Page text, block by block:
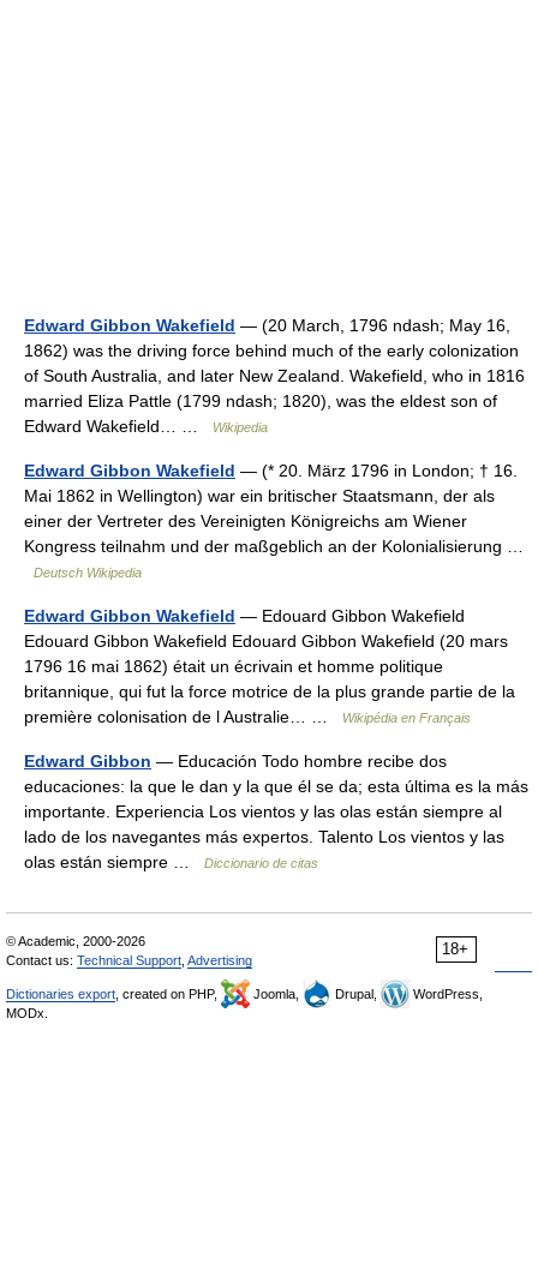
Edward Gibbon Wakefield — (20 March, 1796 ndash; May 16,
1862) was the driving force behind much of the early colonization
of South Australia, and later New Zealand. Wakefield, who in 1816
married Eliza Pattle (1799 ndash; 1820), was the eldest son of
Edward Wakefield… …
Wikipedia
Edward Gibbon Wakefield — (* 20. März 1796 in London; † 16.
Mai 1862 in Wellington) war ein britischer Staatsmann, der als
einer der Vertreter des Vereinigten Königreichs am Wiener
Kongress teilnahm und der maßgeblich an der Kolonialisierung …
Deutsch Wikipedia
Edward Gibbon Wakefield — Edouard Gibbon Wakefield
Edouard Gibbon Wakefield Edouard Gibbon Wakefield (20 mars
1796 16 mai 1862) était un écrivain et homme politique
britannique, qui fut la force motrice de la plus grande partie de la
première colonisation de l Australie… …
Wikipédia en Français
Edward Gibbon — Educación Todo hombre recibe dos
educaciones: la que le dan y la que él se da; esta última es la más
importante. Experiencia Los vientos y las olas están siempre al
lado de los navegantes más expertos. Talento Los vientos y las
olas están siempre …
Diccionario de citas
18+
© Academic, 2000-2026
Contact us: Technical Support Advertising
Dictionaries export , created on PHP, Joomla, Drupal,
WordPress,
MODx.